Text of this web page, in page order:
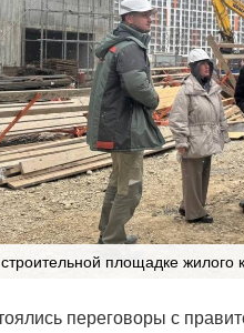
площадке жилого
переговоры с